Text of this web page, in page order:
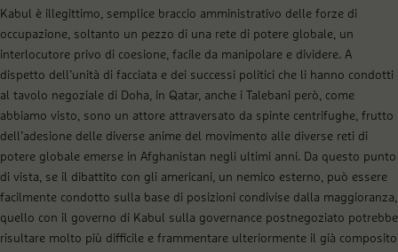
Kabul è illegittimo, semplice braccio amministrativo delle forze di
occupazione, soltanto un pezzo di una rete di potere globale, un
interlocutore privo di coesione, facile da manipolare e dividere. A
dispetto dell’unità di facciata e dei successi politici che li hanno condotti
al tavolo negoziale di Doha, in Qatar, anche i Talebani però, come
abbiamo visto, sono un attore attraversato da spinte centrifughe, frutto
dell’adesione delle diverse anime del movimento alle diverse reti di
potere globale emerse in Afghanistan negli ultimi anni. Da questo punto
di vista, se il dibattito con gli americani, un nemico esterno, può essere
facilmente condotto sulla base di posizioni condivise dalla maggioranza,
quello con il governo di Kabul sulla governance postnegoziato potrebbe
risultare molto più difficile e frammentare ulteriormente il già composito